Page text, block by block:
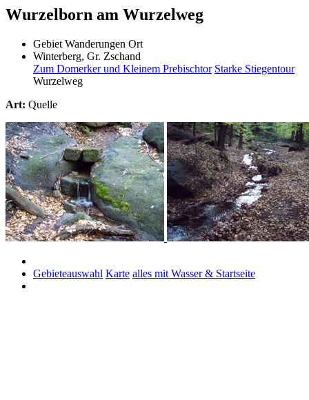
Wurzelborn am Wurzelweg
Gebiet Wanderungen Ort
Winterberg, Gr. Zschand
Zum Domerker und Kleinem Prebischtor Starke Stiegentour
Wurzelweg
Art: Quelle
Gebieteauswahl Karte alles mit Wasser & Startseite